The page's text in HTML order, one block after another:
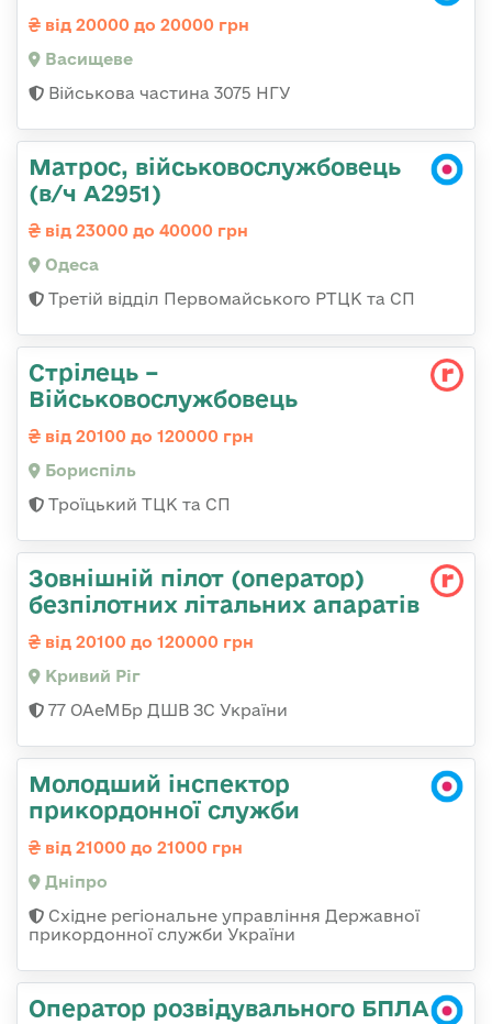
від 20000 до 20000 грн
Васищеве
Військова частина 3075 НГУ
Матрос, військовослужбовець
(в/ч А2951)
від 23000 до 40000 грн
Одеса
Третій відділ Первомайського РТЦК та СП
Стрілець –
Військовослужбовець
від 20100 до 120000 грн
Бориспіль
Троїцький ТЦК та СП
Зовнішній пілот (оператор)
безпілотних літальних апаратів
від 20100 до 120000 грн
Кривий Ріг
77 ОАеМБр ДШВ ЗС України
Молодший інспектор
прикордонної служби
від 21000 до 21000 грн
Дніпро
Східне регіональне управління Державної
прикордонної служби України
Оператор розвідувального БПЛА